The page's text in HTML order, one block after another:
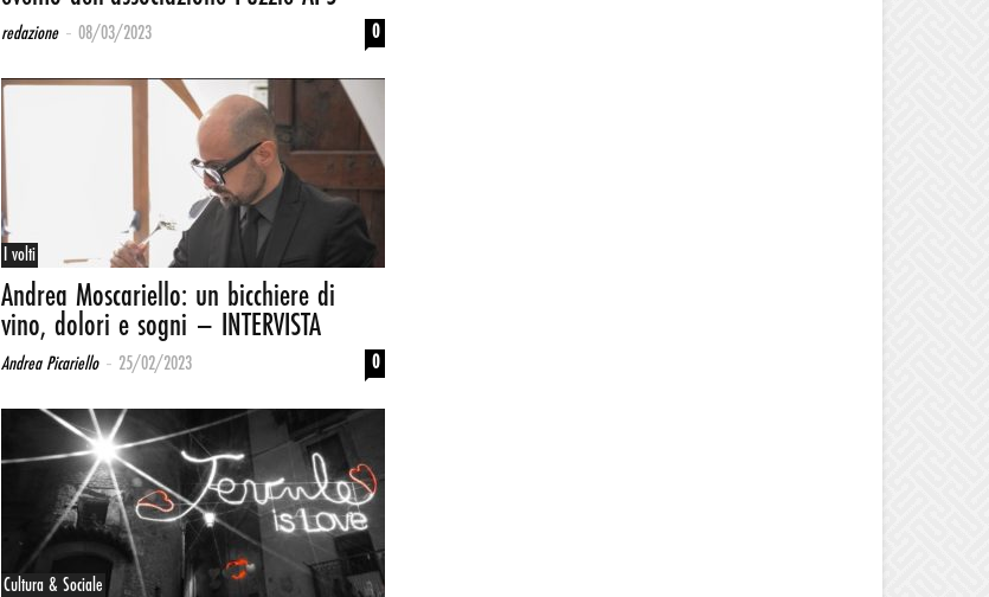
redazione - 08/03/2023 0
I volti
Andrea Moscariello: un bicchiere di
vino, dolori e sogni – INTERVISTA
Andrea Picariello - 25/02/2023 0
Cultura & Sociale